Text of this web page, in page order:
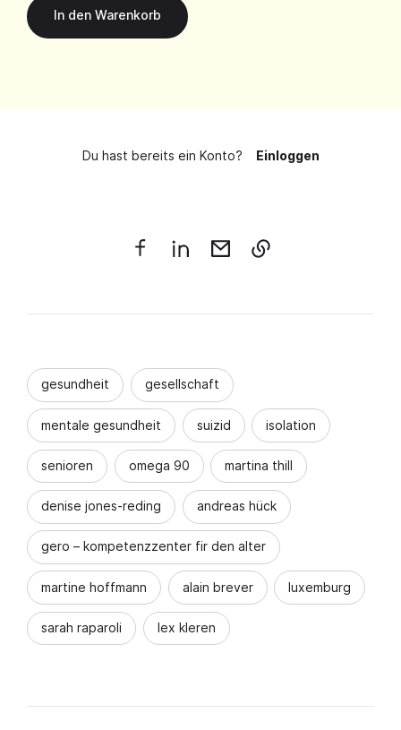
Du hast bereits ein Konto? Einloggen
gesundheit gesellschaft
mentale gesundheit suizid isolation
senioren omega 90 martina thill
denise jones-reding andreas hück
gero – kompetenzzenter fir den alter
martine hoffmann alain brever luxemburg
sarah raparoli lex kleren